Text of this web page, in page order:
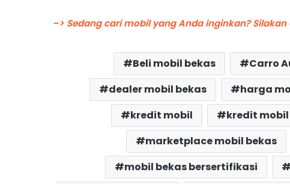
–> Sedang cari mobil yang Anda inginkan?
Beli mobil bekas Carro
dealer mobil bekas
harga
kredit mobil
kredit
marketplace mobil bekas
mobil bekas bersertifikasi